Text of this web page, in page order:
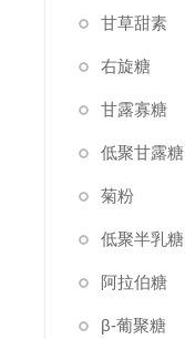
甘草甜素
右旋糖
甘露寡糖
低聚甘露糖
菊粉
低聚半乳糖
阿拉伯糖
β-葡聚糖